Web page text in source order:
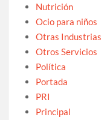
Nutrición
Ocio para niños
Otras Industrias
Otros Servicios
Política
Portada
PRI
Principal